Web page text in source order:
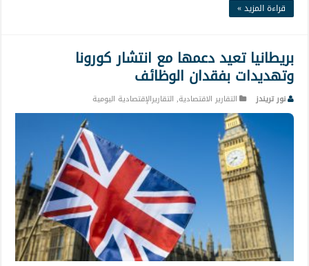
قراءة المزيد »
بريطانيا تعيد دعمها مع انتشار كورونا
وتهديدات بفقدان الوظائف
نور تريندز التقارير الاقتصادية, التقاريرالإقتصادية اليومية